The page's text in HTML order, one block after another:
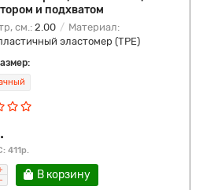
и подхватом
см.:2.00
Материал:
эластомер (TPE)
411р.
В корзину